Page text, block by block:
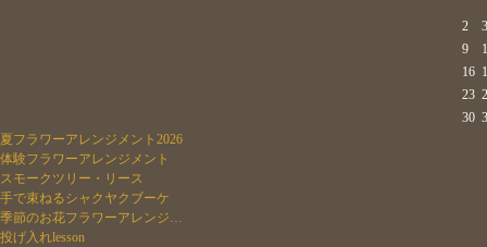
2
3
9
16
23
30
夏フラワーアレンジメント2026
体験フラワーアレンジメント
スモークツリー・リース
手で束ねるシャクヤクブーケ
季節のお花フラワーアレンジ…
投げ入れlesson